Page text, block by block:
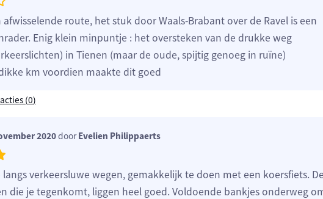
afwisselende route, het stuk door Waals-Brabant over de Ravel is een
Enig klein minpuntje : het oversteken van de drukke weg
in Tienen (maar de oude, spijtig genoeg in ruïne)
km voordien maakte dit goed
(0)
2020doorEvelien Philippaerts
verkeersluwe wegen, gemakkelijk te doen met een koersfiets. De
die je tegenkomt, liggen heel goed. Voldoende bankjes onderweg